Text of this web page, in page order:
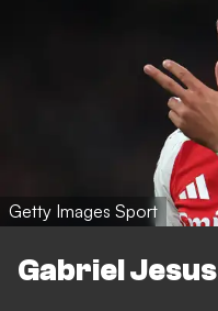
Getty Images Sport
Gabriel Jesus